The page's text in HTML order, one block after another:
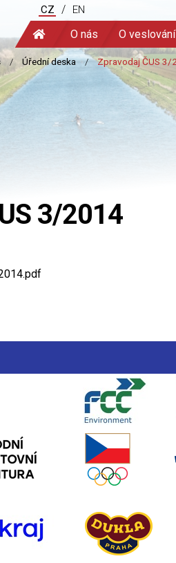
CZ / EN
O nás
O veslování
3/2014